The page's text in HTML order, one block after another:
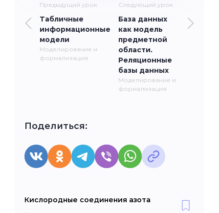
Предыдущий урок
Табличные
информационные
модели
Моделирование и
формализация
Следующий урок
База данных
как модель
предметной
области.
Реляционные
базы данных
Моделирование и
формализация
Поделиться:
Кислородные соединения азота